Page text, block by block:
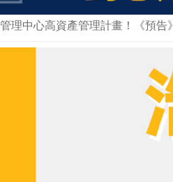
理中心高資產管理計畫！《預告》